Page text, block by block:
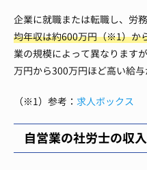
企業に就職または転職し、労
均年収は約600万円（※1）か
業の規模によって異なります
万円から300万円ほど高い給与
（※1）参考： 求人ボックス
自営業の社労士の収入